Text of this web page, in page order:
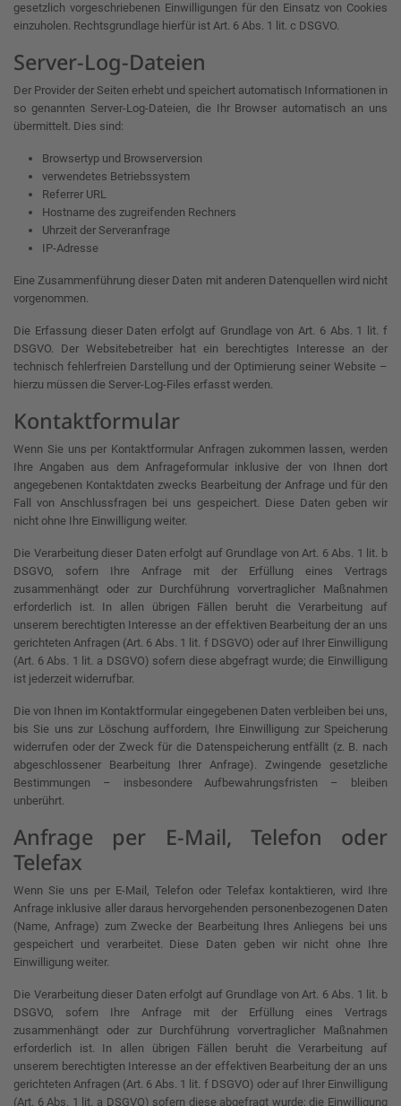
gesetzlich vorgeschriebenen Einwilligungen für den Einsatz von Cookies
einzuholen. Rechtsgrundlage hierfür ist Art. 6 Abs. 1 lit. c DSGVO.
Server-Log-Dateien
Der Provider der Seiten erhebt und speichert automatisch Informationen in
so genannten Server-Log-Dateien, die Ihr Browser automatisch an uns
übermittelt. Dies sind:
Browsertyp und Browserversion
verwendetes Betriebssystem
Referrer URL
Hostname des zugreifenden Rechners
Uhrzeit der Serveranfrage
IP-Adresse
Eine Zusammenführung dieser Daten mit anderen Datenquellen wird nicht
vorgenommen.
Die Erfassung dieser Daten erfolgt auf Grundlage von Art. 6 Abs. 1 lit. f
DSGVO. Der Websitebetreiber hat ein berechtigtes Interesse an der
technisch fehlerfreien Darstellung und der Optimierung seiner Website –
hierzu müssen die Server-Log-Files erfasst werden.
Kontaktformular
Wenn Sie uns per Kontaktformular Anfragen zukommen lassen, werden
Ihre Angaben aus dem Anfrageformular inklusive der von Ihnen dort
angegebenen Kontaktdaten zwecks Bearbeitung der Anfrage und für den
Fall von Anschlussfragen bei uns gespeichert. Diese Daten geben wir
nicht ohne Ihre Einwilligung weiter.
Die Verarbeitung dieser Daten erfolgt auf Grundlage von Art. 6 Abs. 1 lit. b
DSGVO, sofern Ihre Anfrage mit der Erfüllung eines Vertrags
zusammenhängt oder zur Durchführung vorvertraglicher Maßnahmen
erforderlich ist. In allen übrigen Fällen beruht die Verarbeitung auf
unserem berechtigten Interesse an der effektiven Bearbeitung der an uns
gerichteten Anfragen (Art. 6 Abs. 1 lit. f DSGVO) oder auf Ihrer Einwilligung
(Art. 6 Abs. 1 lit. a DSGVO) sofern diese abgefragt wurde; die Einwilligung
ist jederzeit widerrufbar.
Die von Ihnen im Kontaktformular eingegebenen Daten verbleiben bei uns,
bis Sie uns zur Löschung auffordern, Ihre Einwilligung zur Speicherung
widerrufen oder der Zweck für die Datenspeicherung entfällt (z. B. nach
abgeschlossener Bearbeitung Ihrer Anfrage). Zwingende gesetzliche
Bestimmungen – insbesondere Aufbewahrungsfristen – bleiben
unberührt.
Anfrage per E-Mail, Telefon oder
Telefax
Wenn Sie uns per E-Mail, Telefon oder Telefax kontaktieren, wird Ihre
Anfrage inklusive aller daraus hervorgehenden personenbezogenen Daten
(Name, Anfrage) zum Zwecke der Bearbeitung Ihres Anliegens bei uns
gespeichert und verarbeitet. Diese Daten geben wir nicht ohne Ihre
Einwilligung weiter.
Die Verarbeitung dieser Daten erfolgt auf Grundlage von Art. 6 Abs. 1 lit. b
DSGVO, sofern Ihre Anfrage mit der Erfüllung eines Vertrags
zusammenhängt oder zur Durchführung vorvertraglicher Maßnahmen
erforderlich ist. In allen übrigen Fällen beruht die Verarbeitung auf
unserem berechtigten Interesse an der effektiven Bearbeitung der an uns
gerichteten Anfragen (Art. 6 Abs. 1 lit. f DSGVO) oder auf Ihrer Einwilligung
(Art. 6 Abs. 1 lit. a DSGVO) sofern diese abgefragt wurde; die Einwilligung